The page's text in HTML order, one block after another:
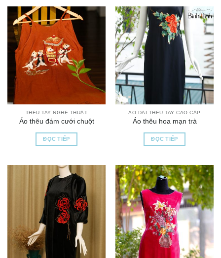
THÊU TAY NGHỆ THUẬT
Áo thêu đám cưới chuột
ĐỌC TIẾP
ÁO DÀI THÊU TAY CAO CẤP
Áo thêu hoa mạn trà
ĐỌC TIẾP